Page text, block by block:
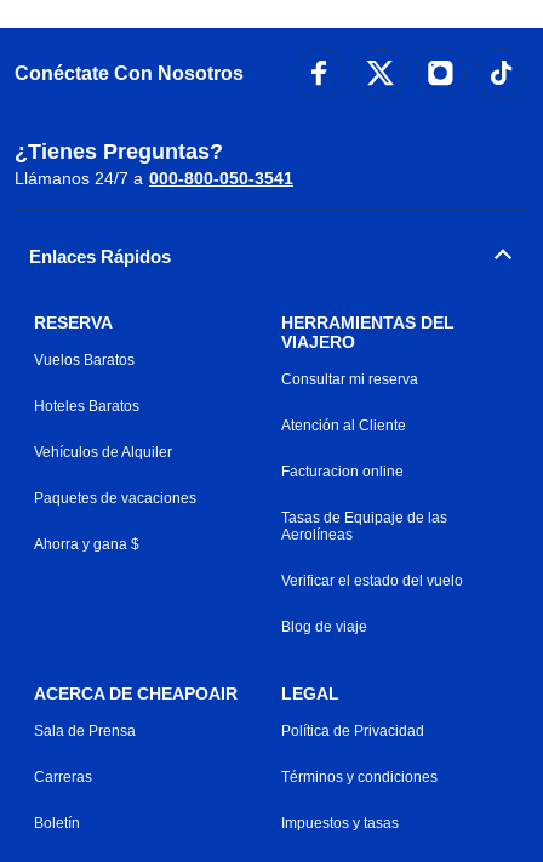
Conéctate Con Nosotros
¿Tienes Preguntas?
Llámanos 24/7 a 000-800-050-3541
Enlaces Rápidos
RESERVA
Vuelos Baratos
Hoteles Baratos
Vehículos de Alquiler
Paquetes de vacaciones
Ahorra y gana $
HERRAMIENTAS DEL
VIAJERO
Consultar mi reserva
Atención al Cliente
Facturacion online
Tasas de Equipaje de las
Aerolíneas
Verificar el estado del vuelo
Blog de viaje
ACERCA DE CHEAPOAIR
Sala de Prensa
Carreras
Boletín
LEGAL
Política de Privacidad
Términos y condiciones
Impuestos y tasas